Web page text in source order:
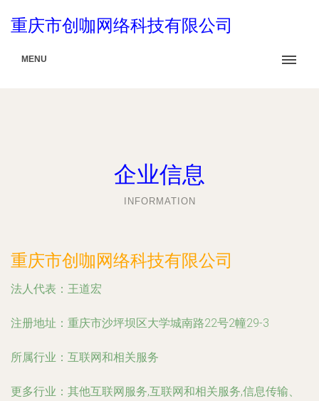
重庆市创咖网络科技有限公司
MENU
企业信息
INFORMATION
重庆市创咖网络科技有限公司
法人代表： 王道宏
注册地址： 重庆市沙坪坝区大学城南路22号2幢29-3
所属行业： 互联网和相关服务
更多行业： 其他互联网服务,互联网和相关服务,信息传输、